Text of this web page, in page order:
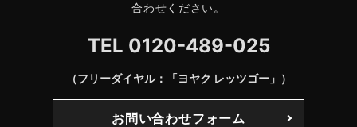
合わせください。
TEL 0120-489-025
（フリーダイヤル：「ヨヤク レッツゴー」）
お問い合わせフォーム